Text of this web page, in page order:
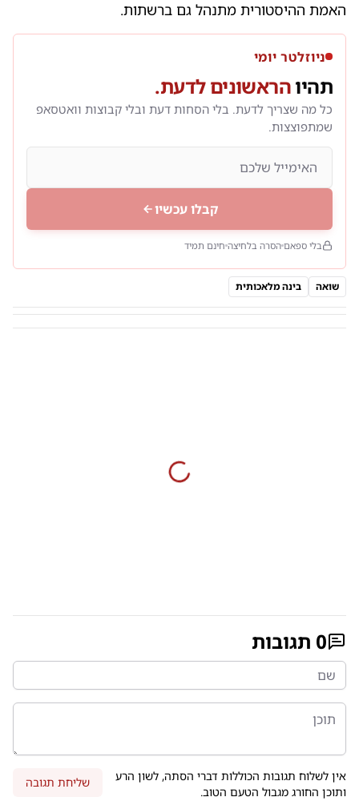
האמת ההיסטורית מתנהל גם ברשתות.
ניוזלטר יומי
תהיוהראשונים לדעת.
כל מה שצריך לדעת. בלי הסחות דעת ובלי קבוצות וואטסאפ
שמתפוצצות.
קבלו עכשיו
בלי ספאם הסרה בלחיצה חינם תמיד
שואה בינה מלאכותית
0 תגובות
אין לשלוח תגובות הכוללות דברי הסתה, לשון הרע
ותוכן החורג מגבול הטעם הטוב.
שליחת תגובה